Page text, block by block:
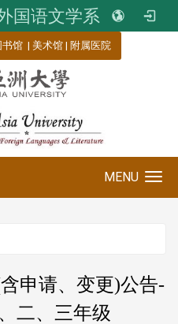
国语文学系
书馆 | 美术馆 | 附属医院
MENU
申请、变更)公告-
二、三年级